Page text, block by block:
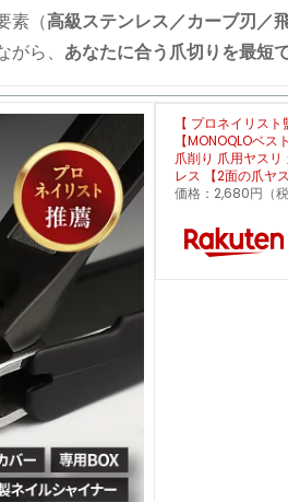
素（高級ステンレス／カーブ刃／
ら、 あなたに合う爪切りを最短
【 プロネイリス
【MONOQLOベ
爪削り 爪用ヤス
レス 【2面の爪ヤ
価格：2,680円（